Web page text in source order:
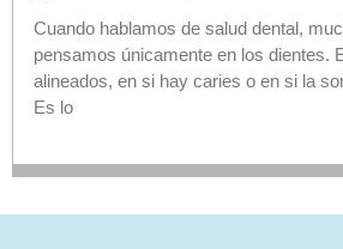
Cuando hablamos de salud dental,
pensamos únicamente en los dientes.
alineados, en si hay caries o en si la
Es lo